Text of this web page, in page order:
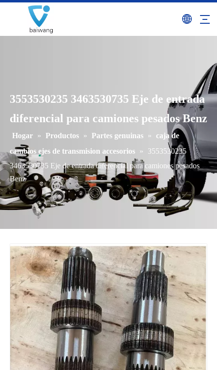
3553530235 3463530735 Eje de entrada
diferencial para camiones pesados ​​Benz
Hogar » Productos » Partes genuinas »
caja de
cambios ejes de transmision accesorios »
3553530235
3463530735 Eje de entrada diferencial para camiones pesados ​​
Benz